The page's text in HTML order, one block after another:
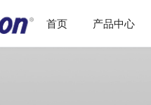
首页 产品中心